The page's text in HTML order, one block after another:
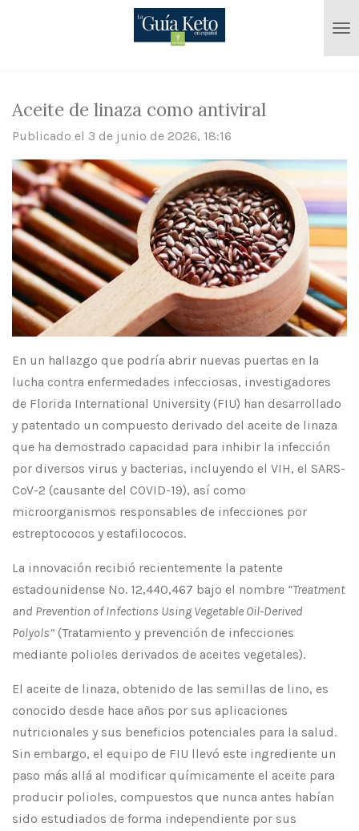
Aceite de linaza como antiviral
Publicado el 3 de junio de 2026, 18:16
En un hallazgo que podría abrir nuevas puertas en la
lucha contra enfermedades infecciosas, investigadores
de Florida International University (FIU) han desarrollado
y patentado un compuesto derivado del aceite de linaza
que ha demostrado capacidad para inhibir la infección
por diversos virus y bacterias, incluyendo el VIH, el SARS-
CoV-2 (causante del COVID-19), así como
microorganismos responsables de infecciones por
estreptococos y estafilococos.
La innovación recibió recientemente la patente
estadounidense No. 12,440,467 bajo el nombre “Treatment
and Prevention of Infections Using Vegetable Oil-Derived
Polyols” (Tratamiento y prevención de infecciones
mediante polioles derivados de aceites vegetales).
El aceite de linaza, obtenido de las semillas de lino, es
conocido desde hace años por sus aplicaciones
nutricionales y sus beneficios potenciales para la salud.
Sin embargo, el equipo de FIU llevó este ingrediente un
paso más allá al modificar químicamente el aceite para
producir polioles, compuestos que nunca antes habían
sido estudiados de forma independiente por sus